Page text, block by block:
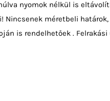
nyomok nélkül is
Nincsenek méretbeli
is rendelhetőek .